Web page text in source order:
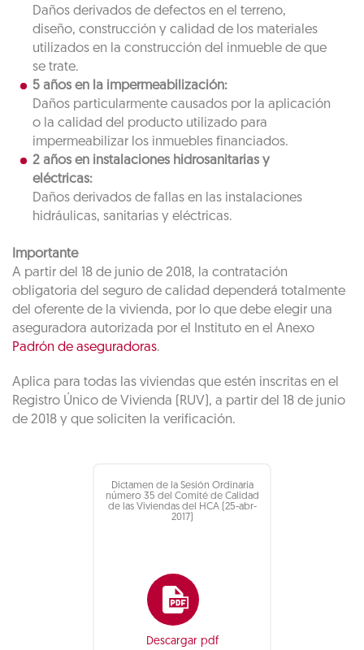
Daños derivados de defectos en el terreno,
diseño, construcción y calidad de los materiales
utilizados en la construcción del inmueble de que
se trate.
5 años en la impermeabilización:
Daños particularmente causados por la aplicación
o la calidad del producto utilizado para
impermeabilizar los inmuebles financiados.
2 años en instalaciones hidrosanitarias y
eléctricas:
Daños derivados de fallas en las instalaciones
hidráulicas, sanitarias y eléctricas.
Importante
A partir del 18 de junio de 2018, la contratación
obligatoria del seguro de calidad dependerá totalmente
del oferente de la vivienda, por lo que debe elegir una
aseguradora autorizada por el Instituto en el Anexo
Padrón de aseguradoras.
Aplica para todas las viviendas que estén inscritas en el
Registro Único de Vivienda (RUV), a partir del 18 de junio
de 2018 y que soliciten la verificación.
Dictamen de la Sesión Ordinaria
número 35 del Comité de Calidad
de las Viviendas del HCA (25-abr-
2017)
Descargar pdf